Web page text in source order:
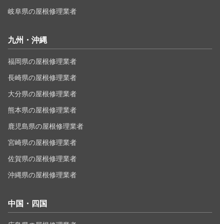
岐阜県の屋根修理業者
九州・沖縄
福岡県の屋根修理業者
長崎県の屋根修理業者
大分県の屋根修理業者
熊本県の屋根修理業者
鹿児島県の屋根修理業者
宮崎県の屋根修理業者
佐賀県の屋根修理業者
沖縄県の屋根修理業者
中国・四国